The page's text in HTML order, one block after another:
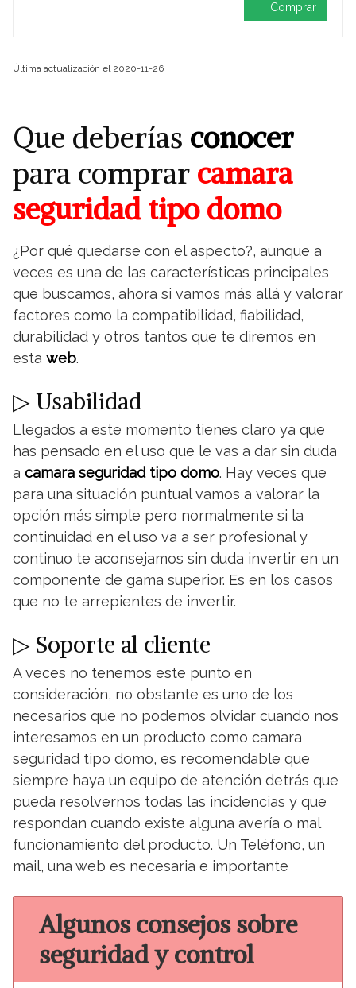
Comprar
Última actualización el 2020-11-26
Que deberías conocer
para comprar camara
seguridad tipo domo
¿Por qué quedarse con el aspecto?, aunque a
veces es una de las características principales
que buscamos, ahora si vamos más allá y valorar
factores como la compatibilidad, fiabilidad,
durabilidad y otros tantos que te diremos en
esta web.
▷ Usabilidad
Llegados a este momento tienes claro ya que
has pensado en el uso que le vas a dar sin duda
a camara seguridad tipo domo. Hay veces que
para una situación puntual vamos a valorar la
opción más simple pero normalmente si la
continuidad en el uso va a ser profesional y
continuo te aconsejamos sin duda invertir en un
componente de gama superior. Es en los casos
que no te arrepientes de invertir.
▷ Soporte al cliente
A veces no tenemos este punto en
consideración, no obstante es uno de los
necesarios que no podemos olvidar cuando nos
interesamos en un producto como camara
seguridad tipo domo, es recomendable que
siempre haya un equipo de atención detrás que
pueda resolvernos todas las incidencias y que
respondan cuando existe alguna avería o mal
funcionamiento del producto. Un Teléfono, un
mail, una web es necesaria e importante
Algunos consejos sobre
seguridad y control